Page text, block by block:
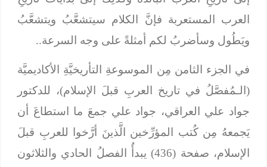
العرب المستعربة فإنَّ الكلام سيتشعَّبُ ويتشعَّبُ
ويَطُول وسأضربُ لكم أمثلةً على وجه السرعة..
في الجزء الثامن مِن الموسوعةِ التأريخيَّةِ الأكاديميَّة
(الـمُفصَّلُ في تاريخ العربِ قبلَ الإسلام)، للدكتور
جواد علي العراقي، جواد علي جمعَ ما استطاعَ أن
يَجمعهُ مِن كُتب المؤرِّخين الَّذينَ أرَّخوا للعربِ قبلَ
الإسلام، صفحة (436) يبدأُ الفصلُ الحادي والثلاثون